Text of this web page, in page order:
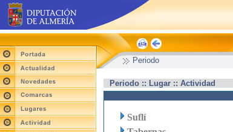
Periodo
Periodo :: Lugar :: Actividad
Suflí